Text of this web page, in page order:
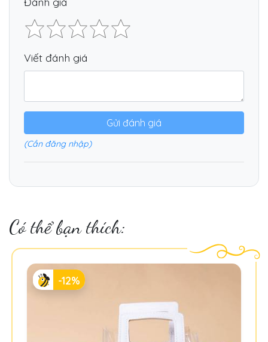
Viết đánh giá
Gửi đánh giá
(Cần đăng nhập)
Có thể bạn thích:
-12%